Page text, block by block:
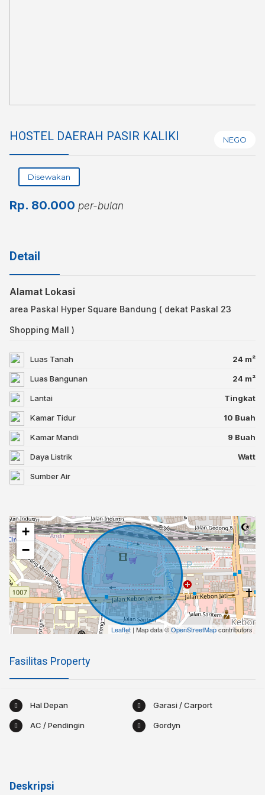
HOSTEL DAERAH PASIR KALIKI NEGO
Disewakan
Rp. 80.000 per-bulan
Detail
Alamat Lokasi
area Paskal Hyper Square Bandung ( dekat Paskal 23
Shopping Mall )
Luas Tanah 24 m²
Luas Bangunan 24 m²
Lantai Tingkat
Kamar Tidur 10 Buah
Kamar Mandi 9 Buah
Daya Listrik Watt
Sumber Air
+
−
Leaflet | Map data ©OpenStreetMapcontributors
Fasilitas Property
Hal Depan Garasi / Carport
AC / Pendingin Gordyn
Deskripsi